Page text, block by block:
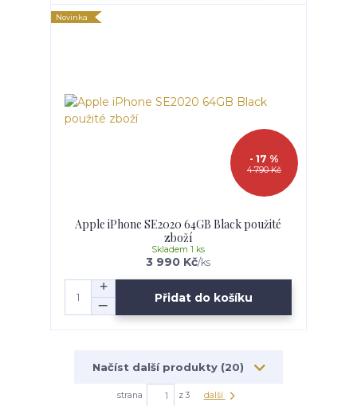
Novinka
4 790 Kč
- 17 %
Apple iPhone SE2020 64GB Black použité
zboží
3 990 Kč/ks
Skladem 1 ks
Přidat do košíku
Načíst další produkty (20)
strana z 3 další